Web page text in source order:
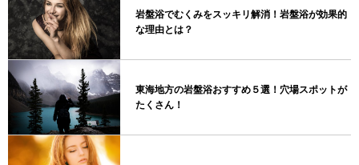
岩盤浴でむくみをスッキリ解消！岩盤浴が効果的
な理由とは？
東海地方の岩盤浴おすすめ５選！穴場スポットが
たくさん！